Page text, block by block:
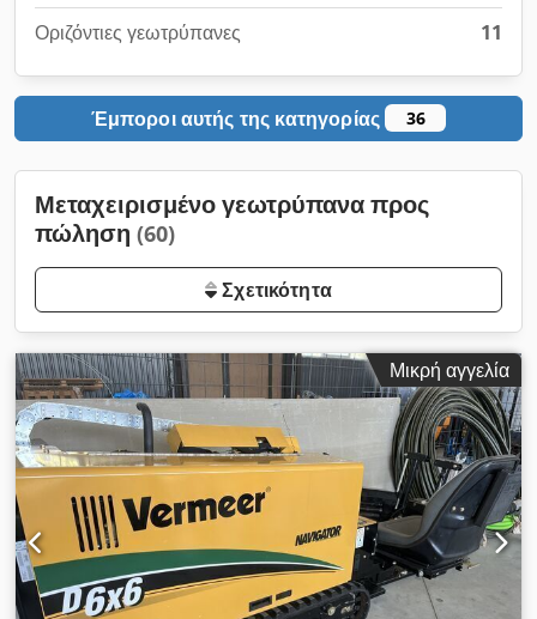
Οριζόντιες γεωτρύπανες
11
Έμποροι αυτής της κατηγορίας 36
Μεταχειρισμένο γεωτρύπανα προς
πώληση (60)
Σχετικότητα
Μικρή αγγελία